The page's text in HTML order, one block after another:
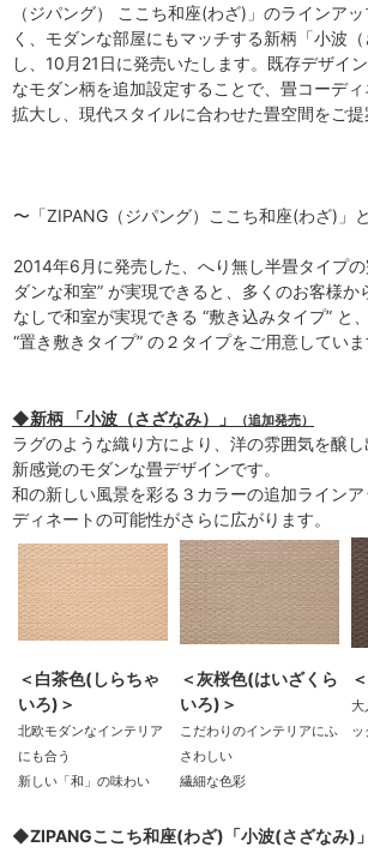
（ジパング） ここち和座(わざ)」のラインア
く、モダンな部屋にもマッチする新柄「小波
し、10月21日に発売いたします。既存デザイ
なモダン柄を追加設定することで、畳コーデ
拡大し、現代スタイルに合わせた畳空間をご提
〜「ZIPANG（ジパング）ここち和座(わざ)」
2014年6月に発売した、へり無し半畳タイプ
ダンな和室” が実現できると、多くのお客様
なしで和室が実現できる “敷き込みタイプ”
“置き敷きタイプ” の２タイプをご用意してい
◆新柄 「小波（さざなみ）」 （追加発売）
ラグのような織り方により、洋の雰囲気を醸し
新感覚のモダンな畳デザインです。
和の新しい風景を彩る３カラーの追加ライン
ディネートの可能性がさらに広がります。
＜白茶色(しらちゃ
いろ)＞
北欧モダンなインテリア
にも合う
新しい「和」の味わい
＜灰桜色(はいざくら
いろ)＞
こだわりのインテリアにふ
さわしい
繊細な色彩
大
◆ZIPANGここち和座(わざ)「小波(さざなみ)